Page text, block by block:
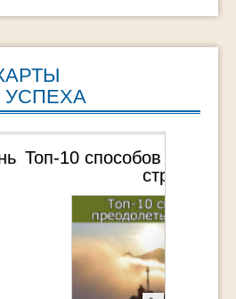
УСПЕХА
преодолеть свой